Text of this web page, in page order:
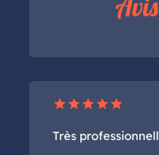
star star star star star
Très professionnell